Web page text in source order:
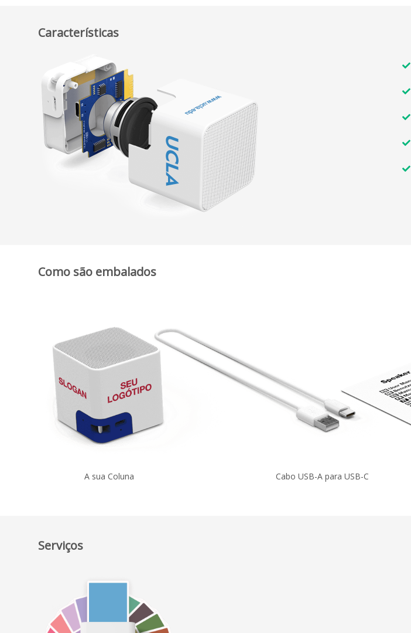
Características
Como são embalados
A sua Coluna Cabo USB-A para USB-C
Serviços